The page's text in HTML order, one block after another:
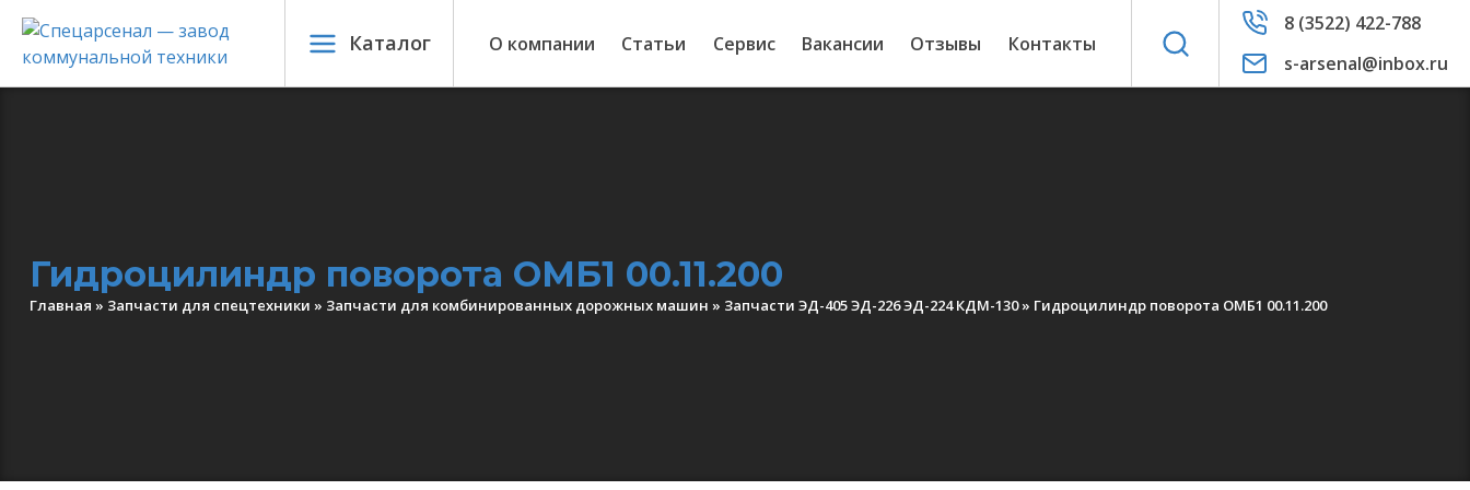
Каталог О компании Статьи Сервис Вакансии Отзывы Контакты
8 (3522) 422-788
s-arsenal@inbox.ru
Гидроцилиндр поворота ОМБ1 00.11.200
Главная » Запчасти для спецтехники » Запчасти для комбинированных дорожных машин » Запчасти ЭД-405 ЭД-226 ЭД-224 КДМ-130» Гидроцилиндр поворота ОМБ1 00.11.200